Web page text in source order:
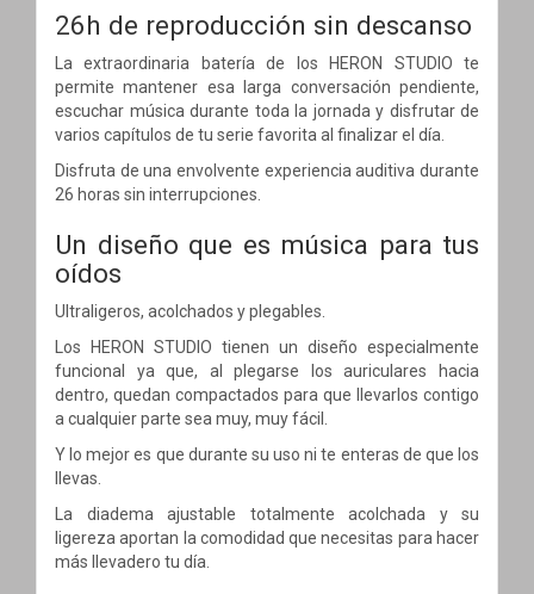
26h de reproducción sin descanso
La extraordinaria batería de los HERON STUDIO te
permite mantener esa larga conversación pendiente,
escuchar música durante toda la jornada y disfrutar de
varios capítulos de tu serie favorita al finalizar el día.
Disfruta de una envolvente experiencia auditiva durante
26 horas sin interrupciones.
Un diseño que es música para tus
oídos
Ultraligeros, acolchados y plegables.
Los HERON STUDIO tienen un diseño especialmente
funcional ya que, al plegarse los auriculares hacia
dentro, quedan compactados para que llevarlos contigo
a cualquier parte sea muy, muy fácil.
Y lo mejor es que durante su uso ni te enteras de que los
llevas.
La diadema ajustable totalmente acolchada y su
ligereza aportan la comodidad que necesitas para hacer
más llevadero tu día.